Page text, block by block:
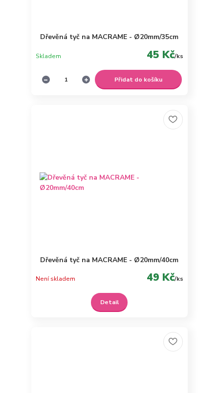
Dřevěná tyč na MACRAME - Ø20mm/35cm
45 Kč/ks
Skladem
Přidat do košíku
Dřevěná tyč na MACRAME - Ø20mm/40cm
49 Kč/ks
Není skladem
Detail